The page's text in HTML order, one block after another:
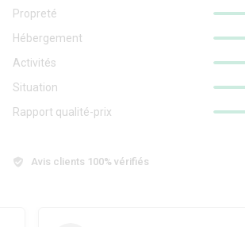
Propreté
Hébergement
Activités
Situation
Rapport qualité-prix
Avis clients 100% vérifiés